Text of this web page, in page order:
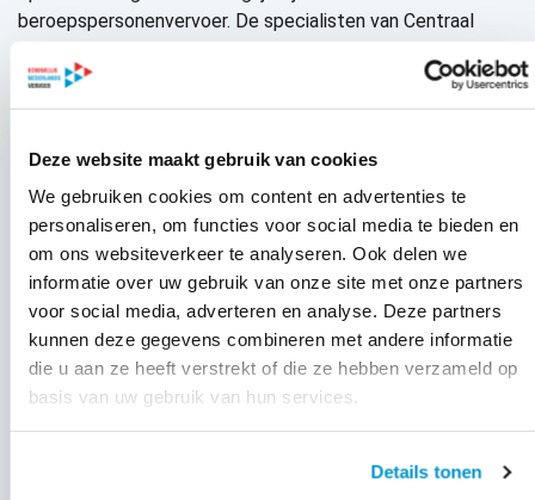
Deze website maakt gebruik van cookies
We gebruiken cookies om content en advertenties te
personaliseren, om functies voor social media te bieden en
om ons websiteverkeer te analyseren. Ook delen we
informatie over uw gebruik van onze site met onze partners
voor social media, adverteren en analyse. Deze partners
kunnen deze gegevens combineren met andere informatie
die u aan ze heeft verstrekt of die ze hebben verzameld op
basis van uw gebruik van hun services.
Details tonen
beroepspersonenvervoer. De specialisten van Centraal
om risico’s te beperken. Terwijl zij u het verzekeringswerk
uit handen nemen, kunt u zich als vervoersondernemer
verzekeringen het beste bij uw organisatie passen? Bekijk
dan
de verzekeringen voor KNV-leden bij Centraal
Beheer die speciaal zijn afgestemd op de behoeften van
de branche. Regel het vandaag nog, slim en simpel.
Meer weten? Ga naar de website van Centraal Beheer voor
meer informatie.
Verzekeringen voor leden van KNV